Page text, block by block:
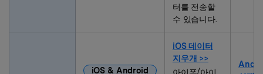
터를 전송할
수 있습니다.
iOS & Android
iOS 데이터
지우개 >>